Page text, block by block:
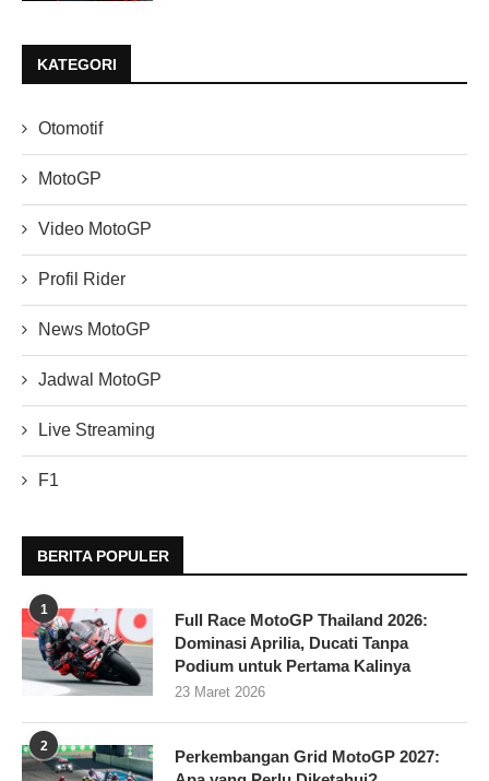
KATEGORI
Otomotif
MotoGP
Video MotoGP
Profil Rider
News MotoGP
Jadwal MotoGP
Live Streaming
F1
BERITA POPULER
1
Full Race MotoGP Thailand 2026:
Dominasi Aprilia, Ducati Tanpa
Podium untuk Pertama Kalinya
23 Maret 2026
2
Perkembangan Grid MotoGP 2027: